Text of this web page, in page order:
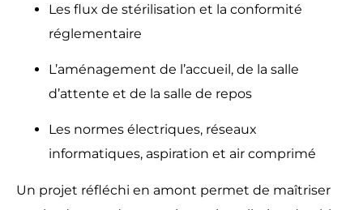
Les flux de stérilisation et la conformité
réglementaire
L’aménagement de l’accueil, de la salle
d’attente et de la salle de repos
Les normes électriques, réseaux
informatiques, aspiration et air comprimé
Un projet réfléchi en amont permet de maîtriser